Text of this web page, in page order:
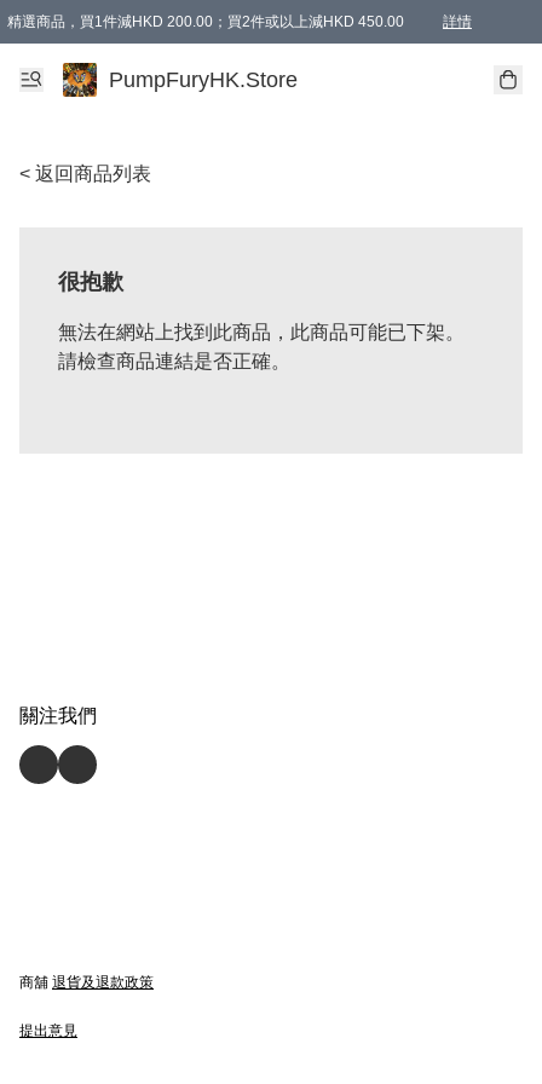
精選商品，買1件減HKD 200.00；買2件或以上減HKD 450.00 詳情
AAPE商品,會員專享9折或以上（按會員等級）AAPE products, members can
精選商品，任選買2件或以上減HKD 100.00
購物滿 HKD 800.00即享免運費優惠！（適用於 特定的送貨方式 )
PumpFuryHK.Store
< 返回商品列表
很抱歉
無法在網站上找到此商品，此商品可能已下架。
請檢查商品連結是否正確。
關注我們
商舖 退貨及退款政策
提出意見